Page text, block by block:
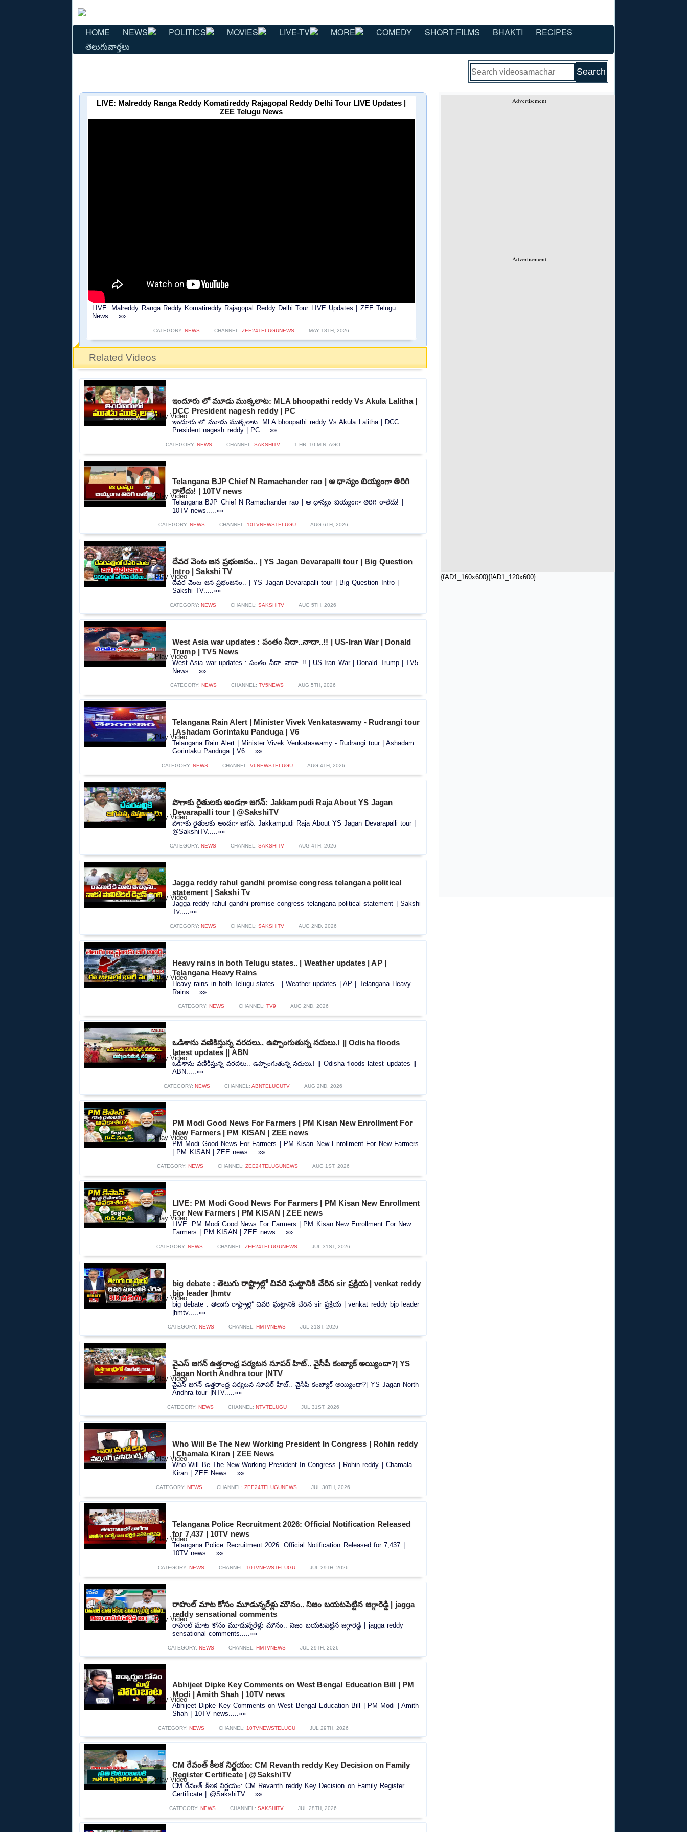
HOME NEWS POLITICS MOVIES LIVE-TV MORE COMEDY SHORT-FILMS BHAKTI
RECIPES
తెలుగువార్తలు
Advertisement
Advertisement
{fAD1_160x600}{fAD1_120x600}
LIVE: Malreddy Ranga Reddy Komatireddy Rajagopal Reddy Delhi Tour LIVE Updates |
ZEE Telugu News
LIVE: Malreddy Ranga Reddy Komatireddy Rajagopal Reddy Delhi Tour LIVE Updates | ZEE Telugu
News.....»»
CATEGORY: NEWS CHANNEL:ZEE24TELUGUNEWS MAY 18TH, 2026
Related Videos
ఇందూరు లో మూడు ముక్కలాట: MLA bhoopathi reddy Vs Akula Lalitha |
DCC President nagesh reddy | PC
ఇందూరు లో మూడు ముక్కలాట: MLA bhoopathi reddy Vs Akula Lalitha | DCC
President nagesh reddy | PC.....»»
CATEGORY: NEWS CHANNEL: SAKSHITV 1 HR. 10 MIN. AGO
Telangana BJP Chief N Ramachander rao | ఆ ధాన్యం బియ్యంగా తిరిగి
రాలేదు! | 10TV news
Telangana BJP Chief N Ramachander rao | ఆ ధాన్యం బియ్యంగా తిరిగి రాలేదు! |
10TV news.....»»
CATEGORY: NEWS CHANNEL: 10TVNEWSTELUGU AUG 6TH, 2026
దేవర వెంట జన ప్రభంజనం.. | YS Jagan Devarapalli tour | Big Question
Intro | Sakshi TV
దేవర వెంట జన ప్రభంజనం.. | YS Jagan Devarapalli tour | Big Question Intro |
Sakshi TV.....»»
CATEGORY: NEWS CHANNEL: SAKSHITV AUG 5TH, 2026
West Asia war updates : పంతం నీదా..నాదా..!! | US-Iran War | Donald
Trump | TV5 News
West Asia war updates : పంతం నీదా..నాదా..!! | US-Iran War | Donald Trump | TV5
News.....»»
CATEGORY: NEWS CHANNEL: TV5NEWS AUG 5TH, 2026
Telangana Rain Alert | Minister Vivek Venkataswamy - Rudrangi tour
| Ashadam Gorintaku Panduga | V6
Telangana Rain Alert | Minister Vivek Venkataswamy - Rudrangi tour | Ashadam
Gorintaku Panduga | V6.....»»
CATEGORY: NEWS CHANNEL: V6NEWSTELUGU AUG 4TH, 2026
పొగాకు రైతులకు అండగా జగన్: Jakkampudi Raja About YS Jagan
Devarapalli tour | @SakshiTV
పొగాకు రైతులకు అండగా జగన్: Jakkampudi Raja About YS Jagan Devarapalli tour |
@SakshiTV.....»»
CATEGORY: NEWS CHANNEL: SAKSHITV AUG 4TH, 2026
Jagga reddy rahul gandhi promise congress telangana political
statement | Sakshi Tv
Jagga reddy rahul gandhi promise congress telangana political statement | Sakshi
Tv.....»»
CATEGORY: NEWS CHANNEL: SAKSHITV AUG 2ND, 2026
Heavy rains in both Telugu states.. | Weather updates | AP |
Telangana Heavy Rains
Heavy rains in both Telugu states.. | Weather updates | AP | Telangana Heavy
Rains.....»»
CATEGORY: NEWS CHANNEL: TV9 AUG 2ND, 2026
ఒడిశాను వణికిస్తున్న వరదలు.. ఉప్పొంగుతున్న నదులు.! || Odisha floods
latest updates || ABN
ఒడిశాను వణికిస్తున్న వరదలు.. ఉప్పొంగుతున్న నదులు.! || Odisha floods latest updates ||
ABN.....»»
CATEGORY: NEWS CHANNEL: ABNTELUGUTV AUG 2ND, 2026
PM Modi Good News For Farmers | PM Kisan New Enrollment For
New Farmers | PM KISAN | ZEE news
PM Modi Good News For Farmers | PM Kisan New Enrollment For New Farmers
| PM KISAN | ZEE news.....»»
CATEGORY: NEWS CHANNEL: ZEE24TELUGUNEWS AUG 1ST, 2026
LIVE: PM Modi Good News For Farmers | PM Kisan New Enrollment
For New Farmers | PM KISAN | ZEE news
LIVE: PM Modi Good News For Farmers | PM Kisan New Enrollment For New
Farmers | PM KISAN | ZEE news.....»»
CATEGORY: NEWS CHANNEL: ZEE24TELUGUNEWS JUL 31ST, 2026
big debate : తెలుగు రాష్ట్రాల్లో చివరి ఘట్టానికి చేరిన sir ప్రక్రియ | venkat reddy
bjp leader |hmtv
big debate : తెలుగు రాష్ట్రాల్లో చివరి ఘట్టానికి చేరిన sir ప్రక్రియ | venkat reddy bjp leader
|hmtv.....»»
CATEGORY: NEWS CHANNEL: HMTVNEWS JUL 31ST, 2026
వైఎస్ జగన్ ఉత్తరాంధ్ర పర్యటన సూపర్ హిట్.. వైసీపీ కంబ్యాక్ అయ్యిందా?| YS
Jagan North Andhra tour |NTV
వైఎస్ జగన్ ఉత్తరాంధ్ర పర్యటన సూపర్ హిట్.. వైసీపీ కంబ్యాక్ అయ్యిందా?| YS Jagan North
Andhra tour |NTV.....»»
CATEGORY: NEWS CHANNEL: NTVTELUGU JUL 31ST, 2026
Who Will Be The New Working President In Congress | Rohin reddy
| Chamala Kiran | ZEE News
Who Will Be The New Working President In Congress | Rohin reddy | Chamala
Kiran | ZEE News.....»»
CATEGORY: NEWS CHANNEL: ZEE24TELUGUNEWS JUL 30TH, 2026
Telangana Police Recruitment 2026: Official Notification Released
for 7,437 | 10TV news
Telangana Police Recruitment 2026: Official Notification Released for 7,437 |
10TV news.....»»
CATEGORY: NEWS CHANNEL: 10TVNEWSTELUGU JUL 29TH, 2026
రాహుల్ మాట కోసం మూడున్నరేళ్లు మౌనం.. నిజం బయటపెట్టిన జగ్గారెడ్డి | jagga
reddy sensational comments
రాహుల్ మాట కోసం మూడున్నరేళ్లు మౌనం.. నిజం బయటపెట్టిన జగ్గారెడ్డి | jagga reddy
sensational comments.....»»
CATEGORY: NEWS CHANNEL: HMTVNEWS JUL 29TH, 2026
Abhijeet Dipke Key Comments on West Bengal Education Bill | PM
Modi | Amith Shah | 10TV news
Abhijeet Dipke Key Comments on West Bengal Education Bill | PM Modi | Amith
Shah | 10TV news.....»»
CATEGORY: NEWS CHANNEL: 10TVNEWSTELUGU JUL 29TH, 2026
CM రేవంత్ కీలక నిర్ణయం: CM Revanth reddy Key Decision on Family
Register Certificate | @SakshiTV
CM రేవంత్ కీలక నిర్ణయం: CM Revanth reddy Key Decision on Family Register
Certificate | @SakshiTV.....»»
CATEGORY: NEWS CHANNEL: SAKSHITV JUL 28TH, 2026